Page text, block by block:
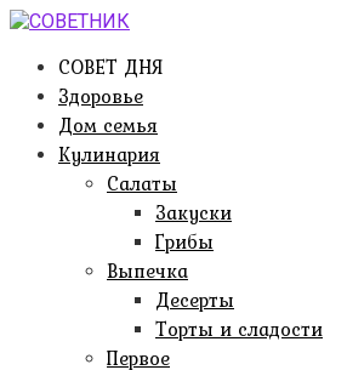
Перейти
контентуСОВЕТ ДНЯ
Здоровье
Дом семья
Кулинария
Салаты
Закуски
Грибы
Выпечка
Десерты
Торты и сладости
Первое